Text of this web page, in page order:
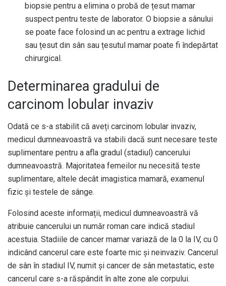
biopsie pentru a elimina o probă de țesut mamar
suspect pentru teste de laborator. O biopsie a sânului
se poate face folosind un ac pentru a extrage lichid
sau țesut din sân sau țesutul mamar poate fi îndepărtat
chirurgical.
Determinarea gradului de
carcinom lobular invaziv
Odată ce s-a stabilit că aveți carcinom lobular invaziv,
medicul dumneavoastră va stabili dacă sunt necesare teste
suplimentare pentru a afla gradul (stadiul) cancerului
dumneavoastră. Majoritatea femeilor nu necesită teste
suplimentare, altele decât imagistica mamară, examenul
fizic și testele de sânge.
Folosind aceste informații, medicul dumneavoastră vă
atribuie cancerului un număr roman care indică stadiul
acestuia. Stadiile de cancer mamar variază de la 0 la IV, cu 0
indicând cancerul care este foarte mic și neinvaziv. Cancerul
de sân în stadiul IV, numit și cancer de sân metastatic, este
cancerul care s-a răspândit în alte zone ale corpului.